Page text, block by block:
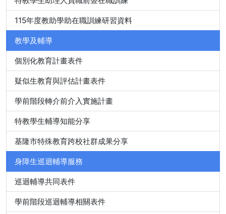
115年度教助學助在職訓練研習資料
教學及輔導
個別化教育計畫表件
疑似生教育與評估計畫表件
學前階段轉介前介入實施計畫
特教學生輔導知能分享
基隆市特殊教育跨校社群成果分享
身障生巡迴輔導服務
巡迴輔導共同表件
學前階段巡迴輔導相關表件